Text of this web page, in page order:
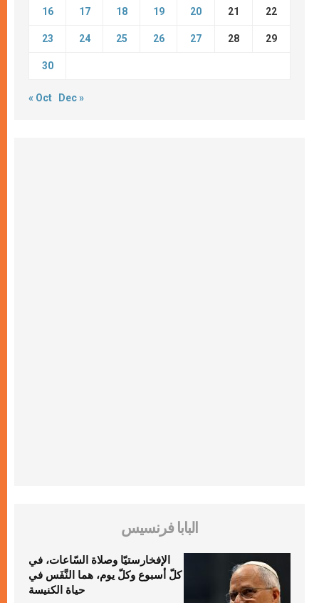
16 17 18 19 20 21 22
23 24 25 26 27 28 29
30
« Oct Dec »
البابا فرنسيس
الإفخارستيّا وصلاة السّاعات، في
كلّ أسبوع وكلّ يوم، هما النَّفَس في
حياة الكنيسة